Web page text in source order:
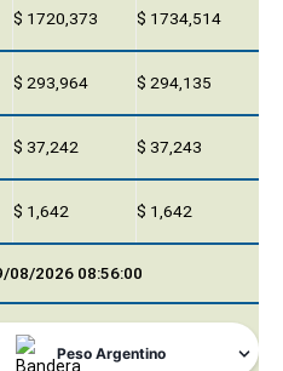
$ 1720,373 $ 1734,514
$ 293,964 $ 294,135
$ 37,242 $ 37,243
$ 1,642 $ 1,642
08/2026 08:56:00